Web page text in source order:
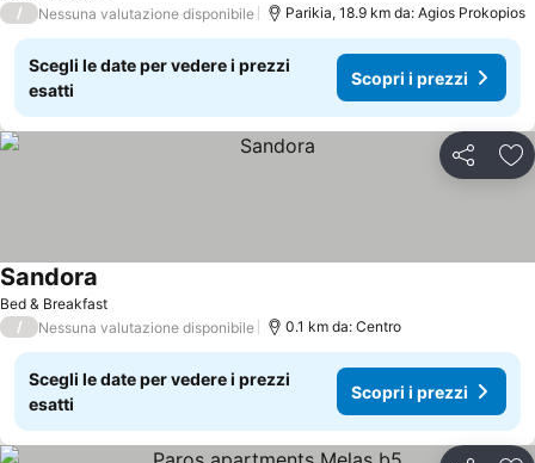
/ Nessuna valutazione disponibile Parikia, 18.9 km da: Agios Prokopios
Scegli le date per vedere i prezzi
esatti
Scopri i prezzi
Condividi
Bed & Breakfast
Sandora
/ Nessuna valutazione disponibile 0.1 km da: Centro
Scegli le date per vedere i prezzi
esatti
Scopri i prezzi